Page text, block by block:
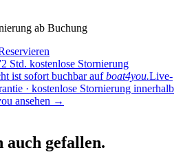
ab Buchung
Std. kostenlose Stornierung
ist sofort buchbar auf boat4you.Live-
· kostenlose Stornierung innerhalb
ansehen →
auch gefallen.